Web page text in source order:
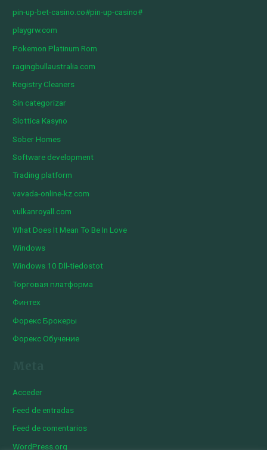
pin-up-bet-casino.co#pin-up-casino#
playgrw.com
Pokemon Platinum Rom
ragingbullaustralia.com
Registry Cleaners
Sin categorizar
Slottica Kasyno
Sober Homes
Software development
Trading platform
vavada-online-kz.com
vulkanroyall.com
What Does It Mean To Be In Love
Windows
Windows 10 Dll-tiedostot
Торговая платформа
Финтех
Форекс Брокеры
Форекс Обучение
Acceder
Feed de entradas
Feed de comentarios
WordPress.org